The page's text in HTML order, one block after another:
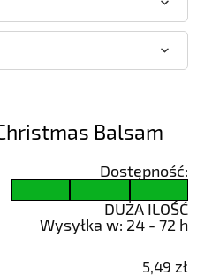
Balsam
Dostępność:
DUŻA ILOŚĆ
Wysyłka w: 24 - 72 h
5,49 zł